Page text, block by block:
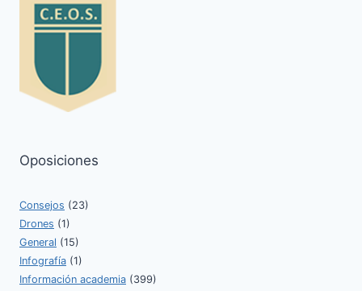
Oposiciones
Consejos (23)
Drones (1)
General (15)
Infografía (1)
Información academia (399)